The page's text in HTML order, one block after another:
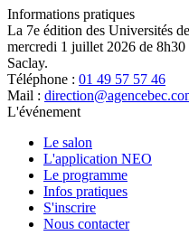
Informations pratiques
La 7e édition des Universités
mercredi 1 juillet 2026 de 8h30
Saclay.
Téléphone : 01 49 57 57 46
Mail :
L'événement
Le salon
L'application NEO
Le programme
Infos pratiques
S'inscrire
Nous contacter